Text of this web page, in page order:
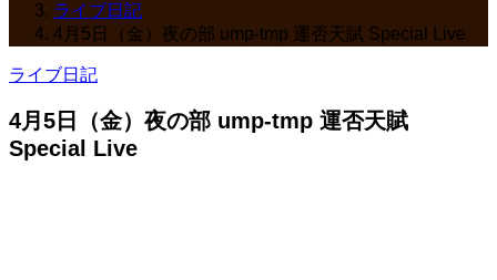
ライブ日記
4月5日（金）夜の部 ump-tmp 運否天賦 Special Live
ライブ日記
4月5日（金）夜の部 ump-tmp 運否天賦
Special Live